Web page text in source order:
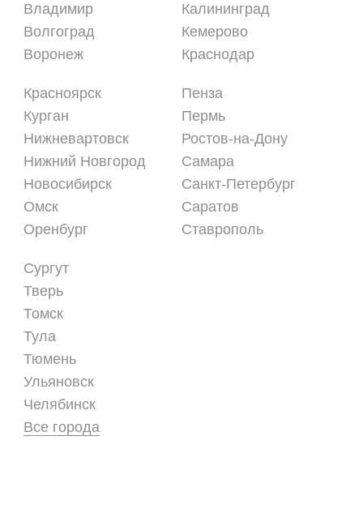
Владимир
Волгоград
Воронеж
Калининград
Кемерово
Краснодар
Красноярск
Курган
Нижневартовск
Нижний Новгород
Новосибирск
Омск
Оренбург
Пенза
Пермь
Ростов-на-Дону
Самара
Санкт-Петербург
Саратов
Ставрополь
Сургут
Тверь
Томск
Тула
Тюмень
Ульяновск
Челябинск
Все города